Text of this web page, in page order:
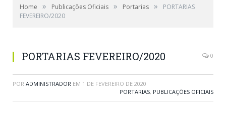
Home » Publicações Oficiais » Portarias »
PORTARIAS
FEVEREIRO/2020
PORTARIAS FEVEREIRO/2020 0
POR ADMINISTRADOR EM 1 DE FEVEREIRO DE 2020
PORTARIAS, PUBLICAÇÕES OFICIAIS